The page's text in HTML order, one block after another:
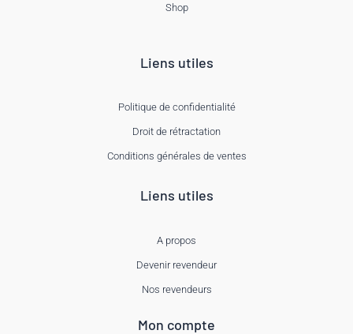
Shop
Liens utiles
Politique de confidentialité
Droit de rétractation
Conditions générales de ventes
Liens utiles
A propos
Devenir revendeur
Nos revendeurs
Mon compte